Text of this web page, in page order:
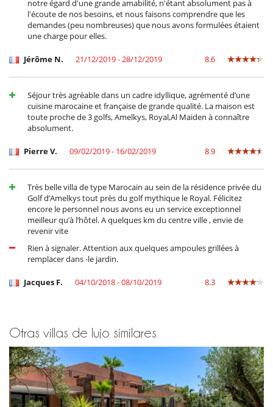
notre égard d'une grande amabilité, n'étant absolument pas à
l'écoute de nos besoins, et nous faisons comprendre que les
demandes (peu nombreuses) que nous avons formulées étaient
une charge pour elles.
Jérôme N. 21/12/2019 - 28/12/2019 8.6
Séjour très agréable dans un cadre idyllique, agrémenté d’une
cuisine marocaine et française de grande qualité. La maison est
toute proche de 3 golfs, Amelkys, Royal,Al Maiden à connaître
absolument.
Pierre V. 09/02/2019 - 16/02/2019 8.9
Très belle villa de type Marocain au sein de la résidence privée du
Golf d’Amelkys tout près du golf mythique le Royal. Félicitez
encore le personnel nous avons eu un service exceptionnel
meilleur qu’à l’hôtel. A quelques km du centre ville , envie de
revenir vite
Rien à signaler. Attention aux quelques ampoules grillées à
remplacer dans -le jardin.
Jacques F. 04/10/2018 - 08/10/2019 8.3
Otras villas de lujo similares